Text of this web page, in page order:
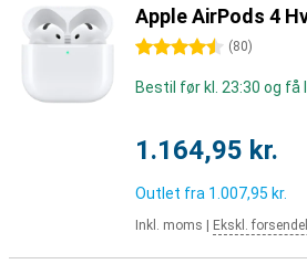
Apple AirPods 4
4.5 stjerner (80)
Bestil før kl. 23:30 og få
1.164,95 kr.
Outlet fra 1.007,95 kr.
Inkl. moms Ekskl.